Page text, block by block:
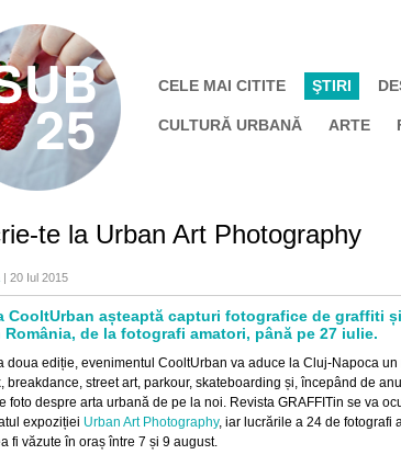
CELE MAI CITITE ŞTIRI
CULTURĂ URBANĂ ARTE
te la Urban Art Photography
| 20 Iul 2015
CooltUrban așteaptă capturi fotografice de graffiti
România, de la fotografi amatori, până pe 27 iulie.
doua ediție, evenimentul CooltUrban va aduce la Cluj-Napoca un
breakdance, street art, parkour, skateboarding și, începând de
foto despre arta urbană de pe la noi. Revista GRAFFITin se va
expoziției Urban Art Photography, iar lucrările a 24 de fotografi
fi văzute în oraș între 7 și 9 august.